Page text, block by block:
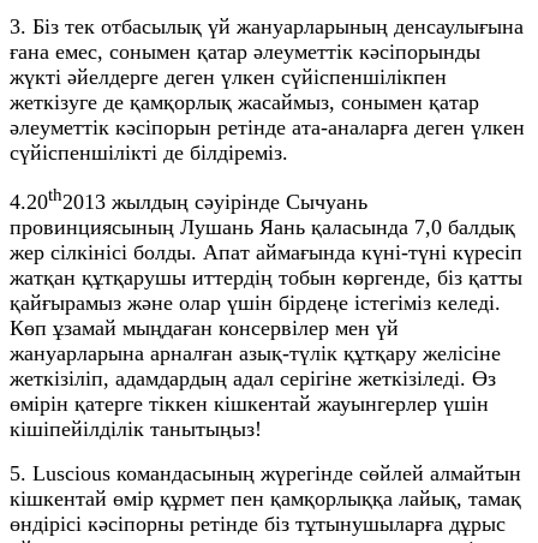
3. Біз тек отбасылық үй жануарларының денсаулығына
ғана емес, сонымен қатар әлеуметтік кәсіпорынды
жүкті әйелдерге деген үлкен сүйіспеншілікпен
жеткізуге де қамқорлық жасаймыз, сонымен қатар
әлеуметтік кәсіпорын ретінде ата-аналарға деген үлкен
сүйіспеншілікті де білдіреміз.
4.20th2013 жылдың сәуірінде Сычуань
провинциясының Лушань Яань қаласында 7,0 балдық
жер сілкінісі болды. Апат аймағында күні-түні күресіп
жатқан құтқарушы иттердің тобын көргенде, біз қатты
қайғырамыз және олар үшін бірдеңе істегіміз келеді.
Көп ұзамай мыңдаған консервілер мен үй
жануарларына арналған азық-түлік құтқару желісіне
жеткізіліп, адамдардың адал серігіне жеткізіледі. Өз
өмірін қатерге тіккен кішкентай жауынгерлер үшін
кішіпейілділік танытыңыз!
5. Luscious командасының жүрегінде сөйлей алмайтын
кішкентай өмір құрмет пен қамқорлыққа лайық, тамақ
өндірісі кәсіпорны ретінде біз тұтынушыларға дұрыс